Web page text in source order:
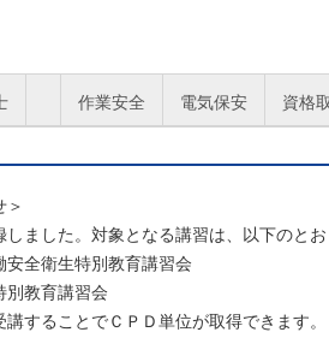
作業安全 電気保安 資格
＞
ました。対象となる講習は、以下のとお
安全衛生特別教育講習会
生特別教育講習会
することでＣＰＤ単位が取得できます。